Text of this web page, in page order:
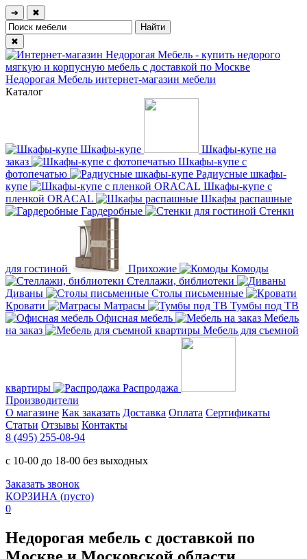
➔ ✖
✖
Недорогая Мебель интернет-магазин мебели
Каталог
Шкафы-купе
Шкафы-купе на
заказ
Шкафы-купе с
фотопечатью
Радиусные шкафы-
купе
Шкафы-купе с
пленкой ORACAL
Шкафы распашные
Гардеробные
Стенки
для гостиной Прихожие
Комоды
Стеллажи, библиотеки
Диваны
Столы письменные
Кровати
Матрасы
Тумбы под ТВ
Офисная мебель
Мебель
на заказ
Мебель для съемной
квартиры
Распродажа
Производители
О магазине Как заказать Доставка Оплата Сертификаты
Статьи Отзывы Контакты
8 (495) 255-08-94
с 10-00 до 18-00 без выходных
Заказать звонок
КОРЗИНА (пусто)
0
Недорогая мебель с доставкой по